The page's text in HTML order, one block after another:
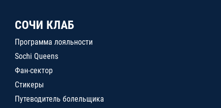
СОЧИ КЛАБ
Программа лояльности
Sochi Queens
Фан-сектор
Стикеры
Путеводитель болельщика